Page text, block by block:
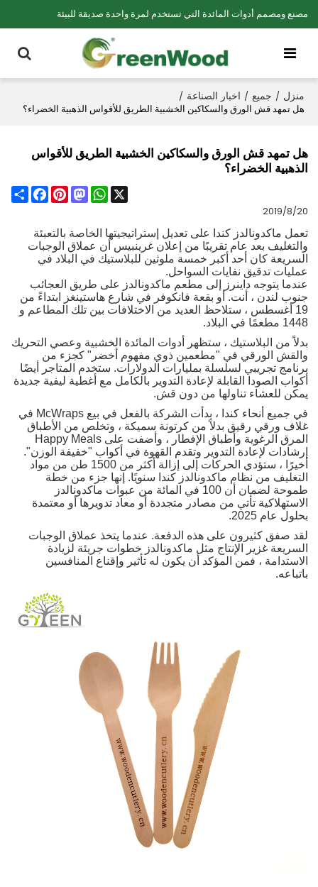
مصنع ومصمم أدوات المائدة التي تستخدم لمرة واحدة صديقة للبيئة
منزل / جميع / اخبار الصناعة /
هل تمهد قش الورق والسكاكين الخشبية الطريق للأقواس الذهبية الخضراء؟
هل تمهد قش الورق والسكاكين الخشبية الطريق للأقواس
الذهبية الخضراء؟
Share
FacebookPinterest
Mastodon
WhatsApp
X
2019/8/20
تعمل ماكدونالدز كندا على تعديل إستراتيجيتها الخاصة بالتعبئة
والتغليف بعد عام تقريبًا من إعلان غرينبيس أن عملاق الوجبات
السريعة كان أحد أكبر خمسة ملوثين للبلاستيك في البلاد في
عمليات تدقيق نفايات السواحل.
عندما يتوجه داينرز إلى مطعم ماكدونالدز على طريق العجائب
جنوب لندن ، أنت. أو بقعة فانكوفر في شارع هاستينغز ابتداءً من
19 أغسطس ، ستلاحظ العديد من الاختلافات بين تلك المطاعم و
1448 مطعمًا في البلاد.
بدلاً من البلاستيك ، ستظهر
أدوات المائدة الخشبية وعصي التحريك
والقش الورقي في "مطعمين ذوي مفهوم أخضر" كجزء من
برنامج تجريبي لسلسلة بمليارات الدولارات. ستخدم المتاجر أيضًا
أكواب الصودا القابلة لإعادة التدوير بالكامل مع أغطية ليفية جديدة
يمكن للعشاء تناولها من دون قش.
في جميع أنحاء كندا ، بدأت الشركة بالفعل في بيع McWraps في
غلاف ورقي رقيق بدلاً من كرتونة سميكة ، وتخلص من الأطباق
المرق الرغوية وأطباق الإفطار ، وأضفت على Happy Meals
إرشادات لإعادة التدوير وتقدم القهوة في أكواب "خفيفة الوزن".
أخيرًا ، ستؤدي الحركات إلى إزالة أكثر من 1500 طن من مواد
التغليف من نظام ماكدونالدزكندا سنويًا. إنها جزء من خطة
طموحة لضمان أن 100 في المائة من عبوات ماكدونالدز
الاستهلاكية تأتي من مصادر متجددة أو معاد تدويرها أو معتمدة
بحلول عام 2025.
لقد صفق كثيرون على هذه الدفعة. عندما يتخذ عملاق الوجبات
السريعة غزير الإنتاج مثل ماكدونالدز خطوات جريئة لزيادة
الاستدامة ، فمن المؤكد أن يكون له تأثير وإقناع المنافسين
باتباعه.